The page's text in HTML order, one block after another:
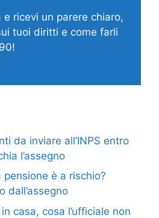
ricevi un parere chiaro,
tuoi diritti e come farli
da inviare all’INPS entro
l’assegno
pensione è a rischio?
dall’assegno
casa, cosa l’ufficiale non